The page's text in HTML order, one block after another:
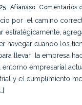
Afiansso Comentarios
por el camino
estratégicamente,
navegar cuando los
llevar la empresa
empresarial
y el cumplimiento